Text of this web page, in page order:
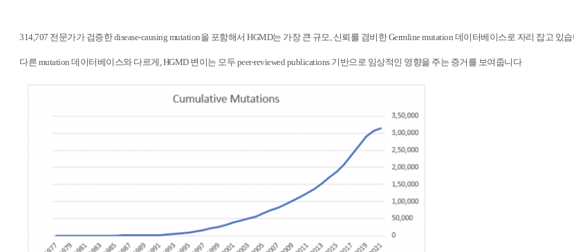
314,707 전문가가 검증한 disease-causing mutation을 포함해서 HGMD는 가장 큰 규모, 신뢰를 겸비한 Germline mutation 데이터베이스로 자리 잡고
다른 mutation 데이터베이스와 다르게, HGMD 변이는 모두 peer-reviewed publications 기반으로 임상적인 영향을 주는 증거를 보여줍니다